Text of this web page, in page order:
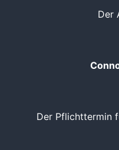
Der
Der Pflichttermin